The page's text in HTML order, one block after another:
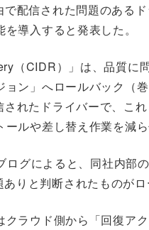
配信された問題のある
導入すると発表した。
（CIDR）」は、品質に
ン」へロールバック（
れたドライバーで、こ
ルや差し替え作業を減ら
グによると、同社内部
りと判断されたものがロ
ラウド側から「回復ア